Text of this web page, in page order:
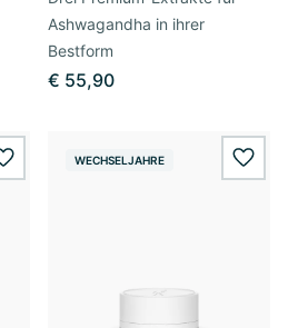
Ashwagandha in ihrer
Bestform
€ 55,90
wishlist.addWECHSELJAHRE